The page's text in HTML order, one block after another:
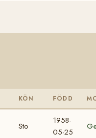
KÖN FÖDD
Sto
1958-
05-25